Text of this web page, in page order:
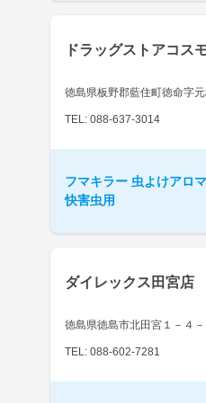
ドラッグストアコス
徳島県板野郡藍住町徳命字元
TEL: 088-637-3014
フマキラー 虫よけアロ
快害虫用
ダイレックス田宮店
徳島県徳島市北田宮１－４－
TEL: 088-602-7281